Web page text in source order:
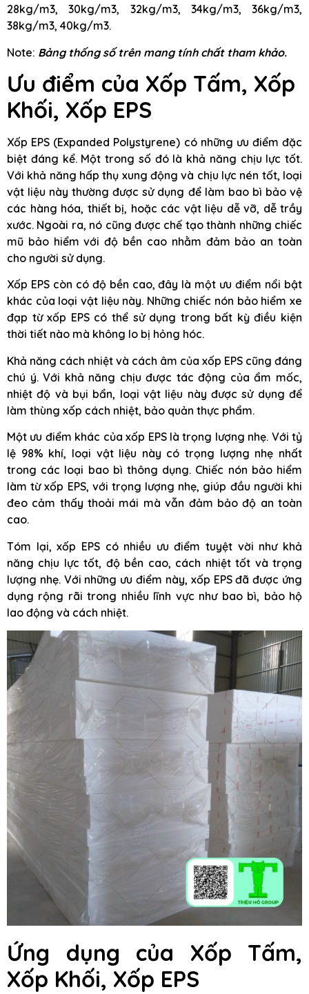
28kg/m3, 30kg/m3, 32kg/m3, 34kg/m3, 36kg/m3,
38kg/m3, 40kg/m3.
Note: Bảng thống số trên mang tính chất tham khảo.
Ưu điểm của Xốp Tấm, Xốp
Khối, Xốp EPS
Xốp EPS (Expanded Polystyrene) có những ưu điểm đặc
biệt đáng kể. Một trong số đó là khả năng chịu lực tốt.
Với khả năng hấp thụ xung động và chịu lực nén tốt, loại
vật liệu này thường được sử dụng để làm bao bì bảo vệ
các hàng hóa, thiết bị, hoặc các vật liệu dễ vỡ, dễ trầy
xước. Ngoài ra, nó cũng được chế tạo thành những chiếc
mũ bảo hiểm với độ bền cao nhằm đảm bảo an toàn
cho người sử dụng.
Xốp EPS còn có độ bền cao, đây là một ưu điểm nổi bật
khác của loại vật liệu này. Những chiếc nón bảo hiểm xe
đạp từ xốp EPS có thể sử dụng trong bất kỳ điều kiện
thời tiết nào mà không lo bị hỏng hóc.
Khả năng cách nhiệt và cách âm của xốp EPS cũng đáng
chú ý. Với khả năng chịu được tác động của ẩm mốc,
nhiệt độ và bụi bẩn, loại vật liệu này được sử dụng để
làm thùng xốp cách nhiệt, bảo quản thực phẩm.
Một ưu điểm khác của xốp EPS là trọng lượng nhẹ. Với tỷ
lệ 98% khí, loại vật liệu này có trọng lượng nhẹ nhất
trong các loại bao bì thông dụng. Chiếc nón bảo hiểm
làm từ xốp EPS, với trọng lượng nhẹ, giúp đầu người khi
đeo cảm thấy thoải mái mà vẫn đảm bảo độ an toàn
cao.
Tóm lại, xốp EPS có nhiều ưu điểm tuyệt vời như khả
năng chịu lực tốt, độ bền cao, cách nhiệt tốt và trọng
lượng nhẹ. Với những ưu điểm này, xốp EPS đã được ứng
dụng rộng rãi trong nhiều lĩnh vực như bao bì, bảo hộ
lao động và cách nhiệt.
Ứng dụng của Xốp Tấm,
Xốp Khối, Xốp EPS